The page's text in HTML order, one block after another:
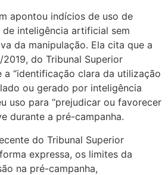
apontou indícios de uso de
inteligência artificial sem
da manipulação. Ela cita que a
2019, do Tribunal Superior
a “identificação clara da utilização
ou gerado por inteligência
uso para “prejudicar ou favorecer
durante a pré-campanha.
do Tribunal Superior
expressa, os limites da
na pré-campanha,